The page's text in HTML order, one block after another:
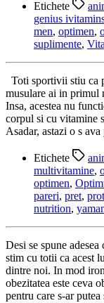
Etichete
genius
men, optimen,
suplimente,
Toti sportivii stiu ca
musulare ai in primul
Insa, acestea nu
corpul si cu vitamine
Asadar, astazi o s
Etichete
multivitamine,
optimen,
pareri, pret,
nutrition,
Desi se spune
stim cu totii ca acest
dintre noi. In mod
obezitatea este ceva
pentru care s-ar